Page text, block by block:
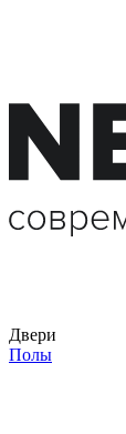
Двери
Полы